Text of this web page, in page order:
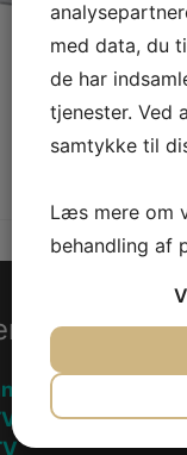
med data, du
de har
tjenester. Ved
samtykke til
Læs mere om
behandling af